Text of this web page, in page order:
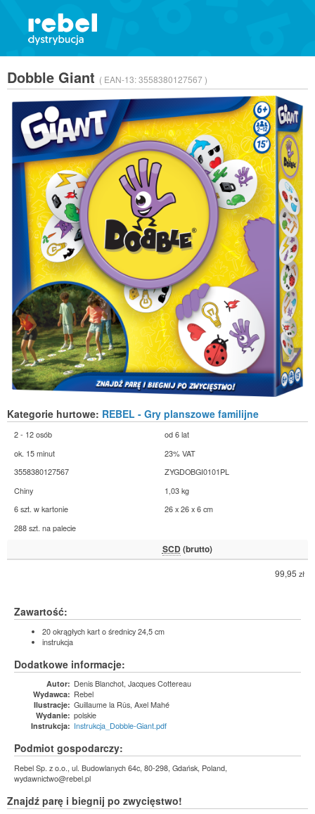
Dobble Giant ( EAN-13:3558380127567 )
Kategorie hurtowe: REBEL - Gry planszowe familijne
2 - 12 osób
od 6 lat
ok. 15 minut
23% VAT
3558380127567
ZYGDOBGI0101PL
Chiny
1,03 kg
6 szt. w kartonie
26 x 26 x 6 cm
288 szt. na palecie
SCD (brutto)
99,95 zł
Zawartość:
20 okrągłych kart o średnicy 24,5 cm
instrukcja
Dodatkowe informacje:
Autor: Denis Blanchot, Jacques Cottereau
Wydawca: Rebel
Ilustracje: Guillaume la Rûs, Axel Mahé
Wydanie: polskie
Instrukcja: Instrukcja_Dobble-Giant.pdf
Podmiot gospodarczy:
Rebel Sp. z o.o., ul. Budowlanych 64c, 80-298, Gdańsk, Poland,
wydawnictwo@rebel.pl
Znajdź parę i biegnij po zwycięstwo!